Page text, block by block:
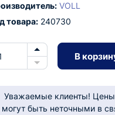
VOLL
товара:240730
В
Уважаемые клиенты! Цены
могут быть неточными в